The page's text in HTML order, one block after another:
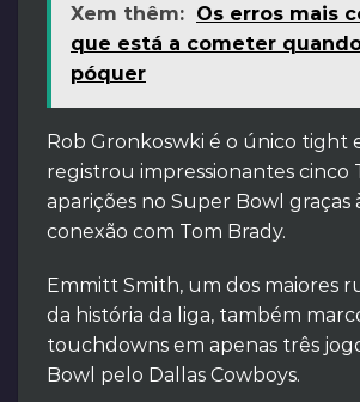
Xem thêm: Os erros mais
que está a cometer
póquer
Rob Gronkoswki é o único tight
registrou impressionantes cinco
aparições no Super Bowl graças
conexão com Tom Brady.
Emmitt Smith, um dos maiores
da história da liga, também
touchdowns em apenas três
Bowl pelo Dallas Cowboys.